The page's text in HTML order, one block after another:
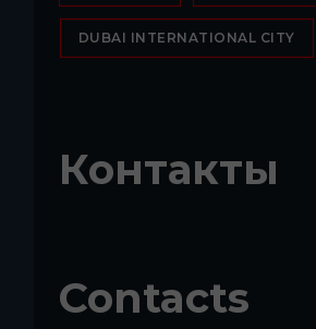
DUBAI INTERNATIONAL CITY
Контакты
Contacts